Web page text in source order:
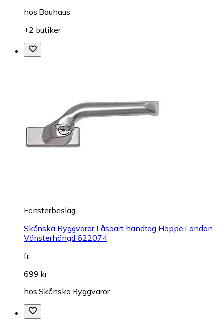
hos Bauhaus
+2 butiker
Fönsterbeslag
Skånska Byggvaror Låsbart handtag Hoppe London
Vänsterhängd 622074
fr.
699 kr
hos Skånska Byggvaror